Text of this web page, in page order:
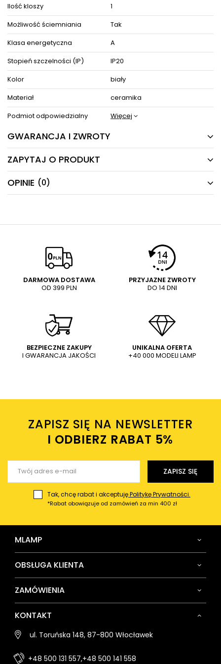
ZOBACZ PODOBNE PRODUKTY W KATEGORIACH
Ilość kloszy
1
Możliwość ściemniania
Tak
Klasa energetyczna
A
Stopień szczelności (IP)
IP20
Kolor
biały
Materiał
ceramika
Podmiot odpowiedzialny
Więcej
GWARANCJA I ZWROTY
Producent gwarantuje naprawę lub wymianę sprzętu
do 60 miesięcy od daty zakupu. Skontaktuj się ze
sklepem za pośrednictwem formularza reklamacji
ZAPYTAJ O PRODUKT
Masz pytania odnośnie produktu, oferty lub współpracy z
nami?
E-mail
Pytanie
OPINIE (0)
5/5
Treść twojej opinii
Dodaj własne zdjęcie produktu:
Twoje imię
Twój email
DARMOWA DOSTAWA
OD 399 PLN
PRZYJAZNE ZWROTY
DO 14 DNI
BEZPIECZNE ZAKUPY
I GWARANCJA JAKOŚCI
UNIKALNA OFERTA
+40 000 MODELI LAMP
ZAPISZ SIĘ NA NEWSLETTER
I ODBIERZ RABAT 5%ㅤ
ZAPISZ SIĘ
Tak, chcę rabat i akceptujęPolitykę Prywatności.
*Rabat obowiązuje od zamówień za min 400 zł
MLAMP
OBSŁUGA KLIENTA
ZAMÓWIENIA
KONTAKT
ul. Toruńska 148, 87-800 Włocławek
+48 500 131 557,+48 500 141 558